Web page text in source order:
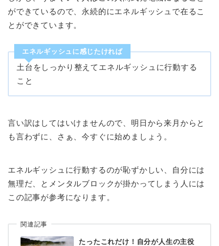
ができているので、永続的にエネルギッシュで在るこ
とができています。
エネルギッシュに感じたければ
土台をしっかり整えてエネルギッシュに行動する
こと
言い訳はしてはいけませんので、明日から来月からと
も言わずに、さぁ、今すぐに始めましょう。
エネルギッシュに行動するのが恥ずかしい、自分には
無理だ、とメンタルブロックが掛かってしまう人には
この記事が参考になります。
関連記事
たったこれだけ！自分が人生の主役